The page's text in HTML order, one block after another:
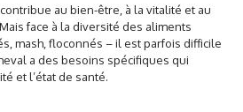
au bien-être, à la vitalité et au
Mais face à la diversité des aliments
mash, floconnés – il est parfois difficile
a des besoins spécifiques qui
et l’état de santé.